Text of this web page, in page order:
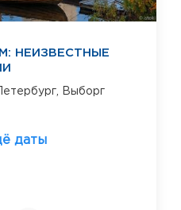
НЕИЗВЕСТНЫЕ
Выборг
даты